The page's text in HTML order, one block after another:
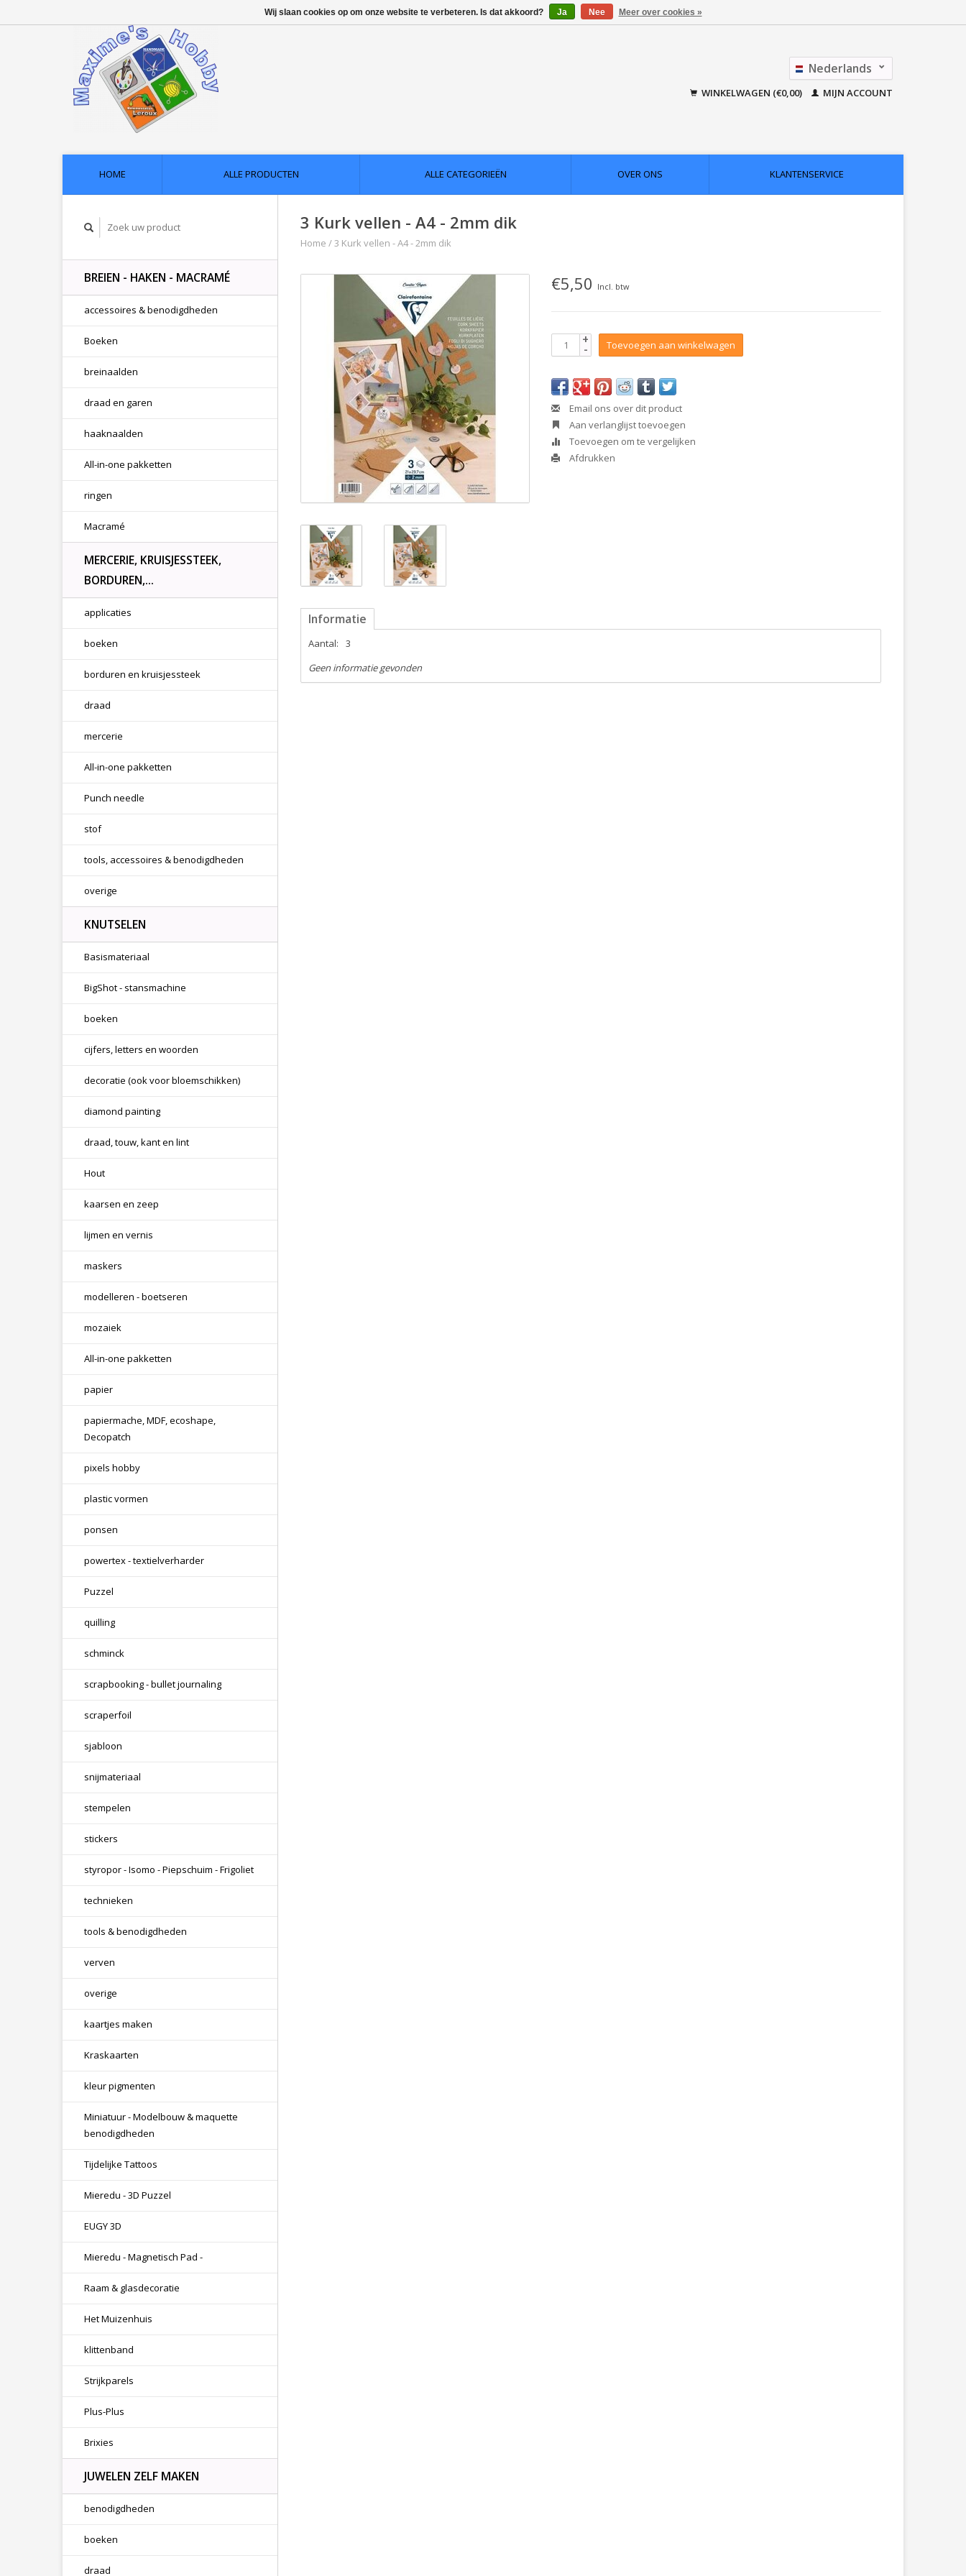
Nederlands
Français
WINKELWAGEN (€0,00) MIJN ACCOUNT
HOME ALLE PRODUCTEN ALLE CATEGORIEËN OVER ONS KLANTENSERVICE
BREIEN - HAKEN - MACRAMÉ
accessoires & benodigdheden
Boeken
breinaalden
draad en garen
haaknaalden
All-in-one pakketten
ringen
Macramé
MERCERIE, KRUISJESSTEEK,
BORDUREN,...
applicaties
boeken
borduren en kruisjessteek
draad
mercerie
All-in-one pakketten
Punch needle
stof
tools, accessoires & benodigdheden
overige
KNUTSELEN
Basismateriaal
BigShot - stansmachine
boeken
cijfers, letters en woorden
decoratie (ook voor bloemschikken)
diamond painting
draad, touw, kant en lint
Hout
kaarsen en zeep
lijmen en vernis
maskers
modelleren - boetseren
mozaiek
All-in-one pakketten
papier
papiermache, MDF, ecoshape,
Decopatch
pixels hobby
plastic vormen
ponsen
powertex - textielverharder
Puzzel
quilling
schminck
scrapbooking - bullet journaling
scraperfoil
sjabloon
snijmateriaal
stempelen
stickers
styropor - Isomo - Piepschuim - Frigoliet
technieken
tools & benodigdheden
verven
overige
kaartjes maken
Kraskaarten
kleur pigmenten
Miniatuur - Modelbouw & maquette
benodigdheden
Tijdelijke Tattoos
Mieredu - 3D Puzzel
EUGY 3D
Mieredu - Magnetisch Pad -
Raam & glasdecoratie
Het Muizenhuis
klittenband
Strijkparels
Plus-Plus
Brixies
JUWELEN ZELF MAKEN
benodigdheden
boeken
draad
3 Kurk vellen - A4 - 2mm dik
Home /3 Kurk vellen - A4 - 2mm dik
€5,50 Incl. btw
+
- Toevoegen aan winkelwagen
Email ons over dit product
Aan verlanglijst toevoegen
Toevoegen om te vergelijken
Afdrukken
Informatie
Aantal:
3
Geen informatie gevonden
Wij slaan cookies op om onze website te verbeteren. Is dat akkoord? Ja Nee Meer over cookies »